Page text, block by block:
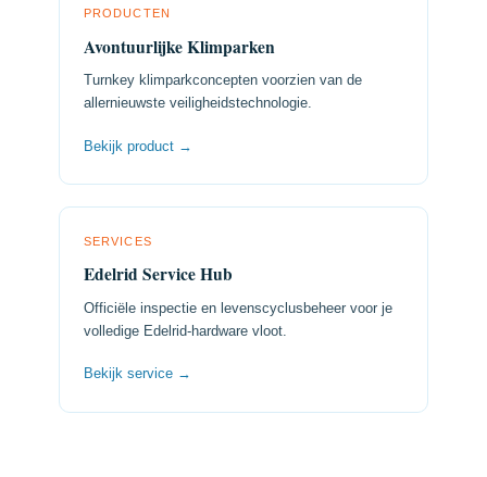
PRODUCTEN
Avontuurlijke Klimparken
Turnkey klimparkconcepten voorzien van de
allernieuwste veiligheidstechnologie.
Bekijk product →
SERVICES
Edelrid Service Hub
Officiële inspectie en levenscyclusbeheer voor je
volledige Edelrid-hardware vloot.
Bekijk service →